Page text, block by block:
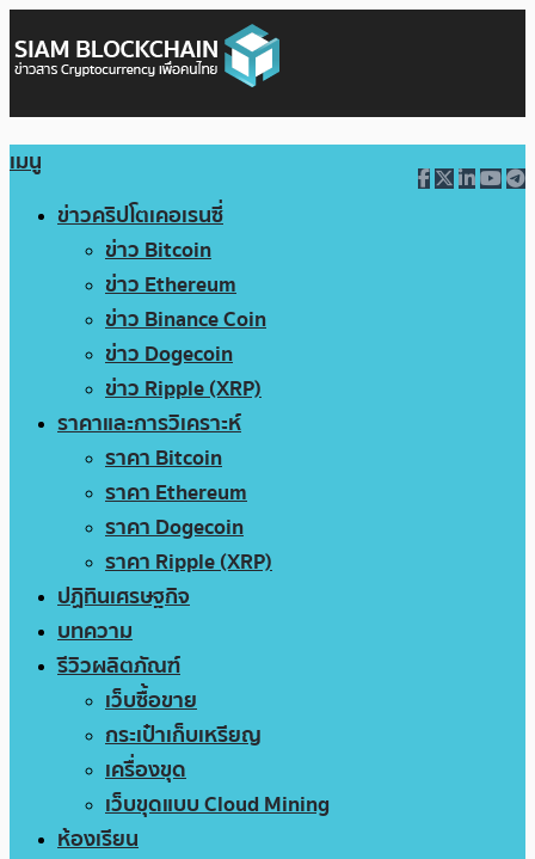
เมนู
ข่าวคริปโตเคอเรนซี่
ข่าว Bitcoin
ข่าว Ethereum
ข่าว Binance Coin
ข่าว Dogecoin
ข่าว Ripple (XRP)
ราคาและการวิเคราะห์
ราคา Bitcoin
ราคา Ethereum
ราคา Dogecoin
ราคา Ripple (XRP)
ปฏิทินเศรษฐกิจ
บทความ
รีวิวผลิตภัณฑ์
เว็บซื้อขาย
กระเป๋าเก็บเหรียญ
เครื่องขุด
เว็บขุดแบบ Cloud Mining
ห้องเรียน